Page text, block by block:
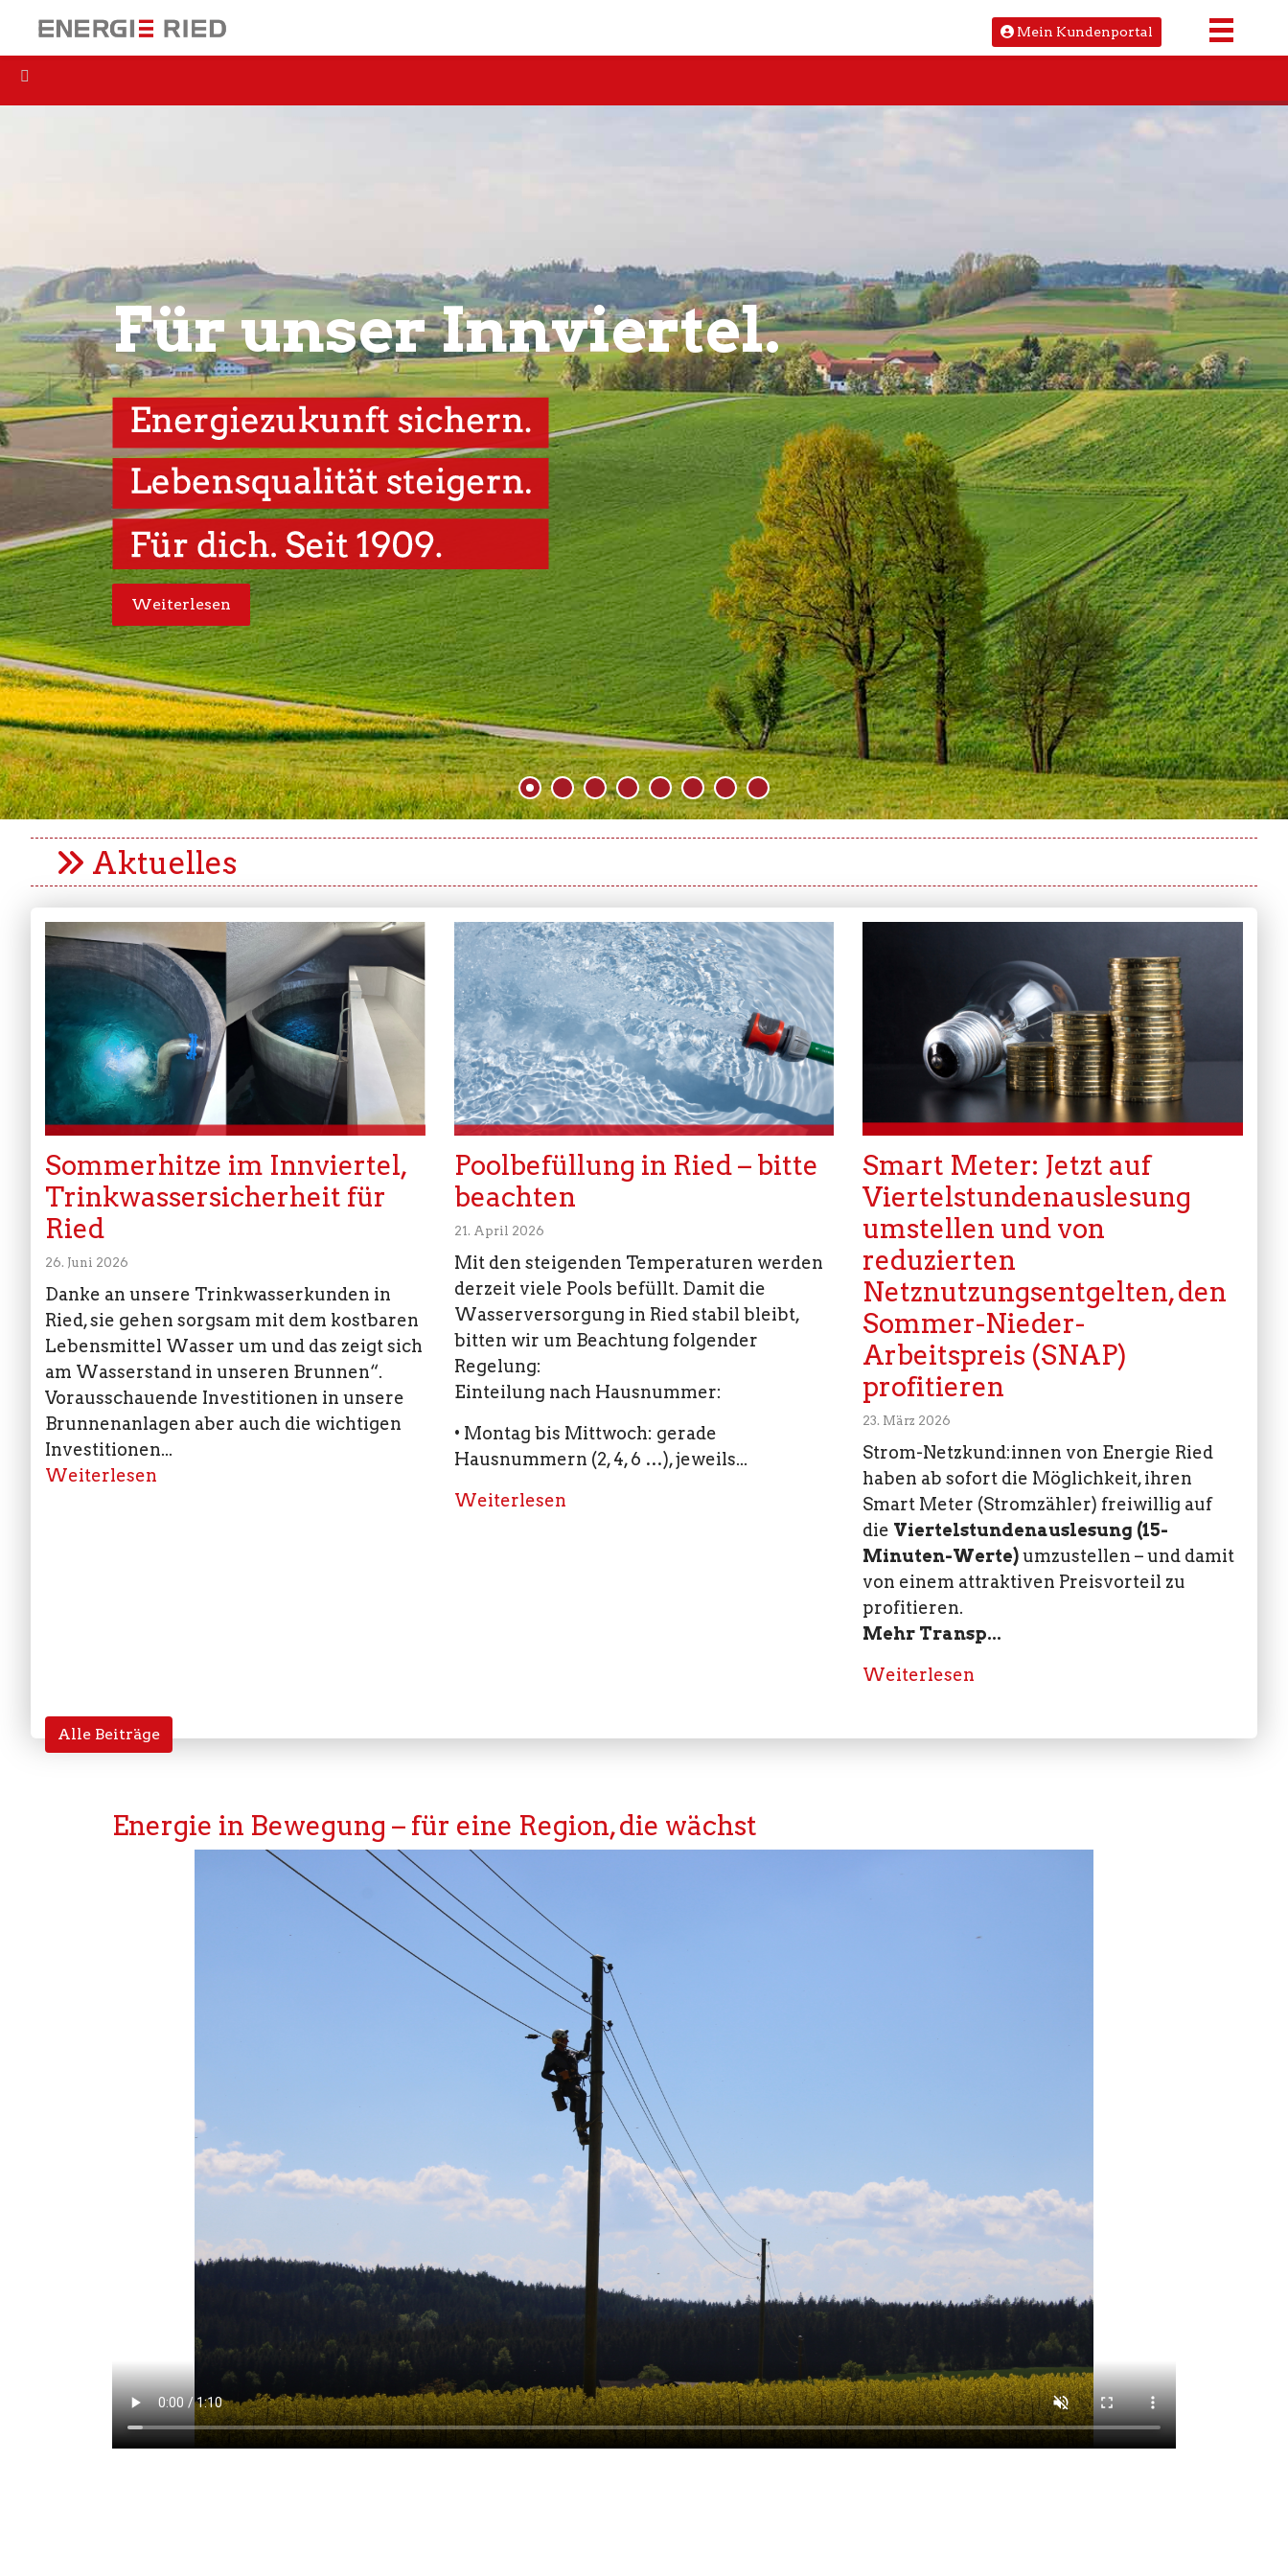
Mein Kundenportal
Für unser Innviertel.
Weiterlesen
Aktuelles
Sommerhitze im Innviertel,
Trinkwassersicherheit für
Ried
26. Juni 2026
Danke an unsere Trinkwasserkunden in
Ried, sie gehen sorgsam mit dem kostbaren
Lebensmittel Wasser um und das zeigt sich
am Wasserstand in unseren Brunnen“.
Vorausschauende Investitionen in unsere
Brunnenanlagen aber auch die wichtigen
Investitionen...
Weiterlesen
Poolbefüllung in Ried – bitte
beachten
21. April 2026
Mit den steigenden Temperaturen werden
derzeit viele Pools befüllt. Damit die
Wasserversorgung in Ried stabil bleibt,
bitten wir um Beachtung folgender
Regelung:
Einteilung nach Hausnummer:
• Montag bis Mittwoch: gerade
Hausnummern (2, 4, 6 …), jeweils...
Weiterlesen
Smart Meter: Jetzt auf
Viertelstundenauslesung
umstellen und von
reduzierten
Netznutzungsentgelten, den
Sommer-Nieder-
Arbeitspreis (SNAP)
profitieren
23. März 2026
Strom-Netzkund:innen von Energie Ried
haben ab sofort die Möglichkeit, ihren
Smart Meter (Stromzähler) freiwillig auf
die Viertelstundenauslesung (15-
Minuten-Werte)umzustellen – und damit
von einem attraktiven Preisvorteil zu
profitieren.
Mehr Transp...
Weiterlesen
Alle Beiträge
Energie in Bewegung – für eine Region, die wächst